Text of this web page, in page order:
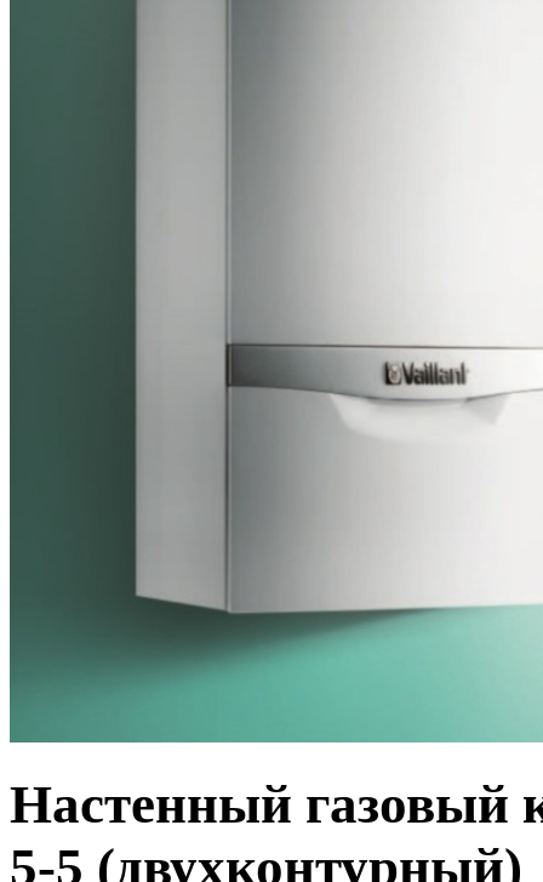
Настенный газовый
5-5 (двухконтурный)